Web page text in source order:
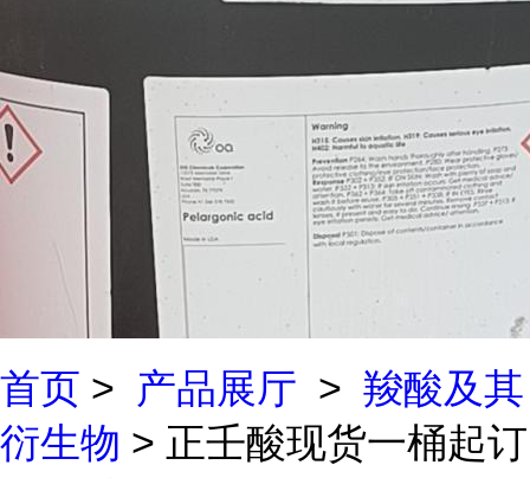
首页 > 产品展厅 > 羧酸及其
衍生物 > 正壬酸现货一桶起订